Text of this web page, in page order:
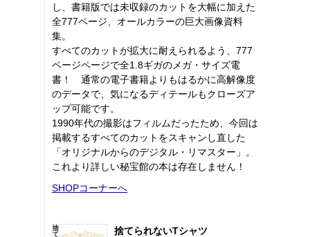
し、書籍版では未収録のカットを大幅に加えた
全777ページ、オールカラーの巨大画像資料
集。
すべてのカットが拡大に耐えられるよう、777
ページページで全1.8ギガのメガ・サイズ電
書！ 通常の電子書籍よりもはるかに高解像度
のデータで、気になるディテールもクローズア
ップ可能です。
1990年代の撮影はフィルムだったため、今回は
掲載するすべてのカットをスキャンし直した
「オリジナルからのデジタル・リマスター」。
これより詳しい秘宝館の本は存在しません！
SHOPコーナーへ
捨てられないTシャツ